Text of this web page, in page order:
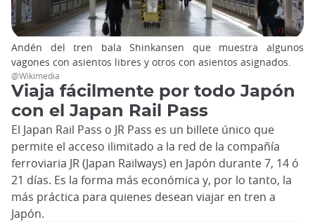
Viaja fácilmente por todo Japón
con el Japan Rail Pass
El Japan Rail Pass o JR Pass es un billete único que
permite el acceso ilimitado a la red de la compañía
ferroviaria JR (Japan Railways) en Japón durante 7, 14 ó
21 días. Es la forma más económica y, por lo tanto, la
más práctica para quienes desean viajar en tren a
Japón.
Andén del tren bala Shinkansen que muestra algunos
vagones con asientos libres y otros con asientos asignados.
@Wikimedia